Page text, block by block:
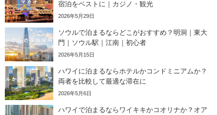
宿泊をベストに｜カジノ・観光
2026年5月29日
ソウルで泊まるならどこがおすすめ？明洞｜東大
門｜ソウル駅｜江南｜初心者
2026年5月15日
ハワイに泊まるならホテルかコンドミニアムか？
両者を比較して最適な滞在に
2026年5月6日
ハワイで泊まるならワイキキかコオリナか？オア